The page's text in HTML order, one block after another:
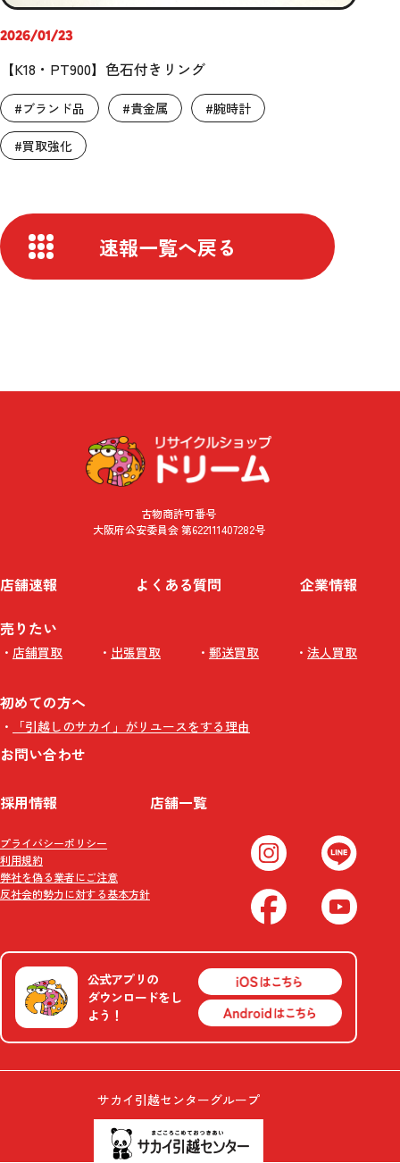
2026/01/23
【K18・PT900】色石付きリング
#ブランド品 #貴金属 #腕時計
#買取強化
速報一覧へ戻る
古物商許可番号
大阪府公安委員会 第622111407282号
店舗速報 よくある質問 企業情報
売りたい
店舗買取 出張買取 郵送買取 法人買取
初めての方へ
「引越しのサカイ」がリユースをする理由
お問い合わせ
採用情報 店舗一覧
プライバシーポリシー
利用規約
弊社を偽る業者にご注意
反社会的勢力に対する基本方針
公式アプリの
ダウンロードをし
よう！
サカイ引越センターグループ